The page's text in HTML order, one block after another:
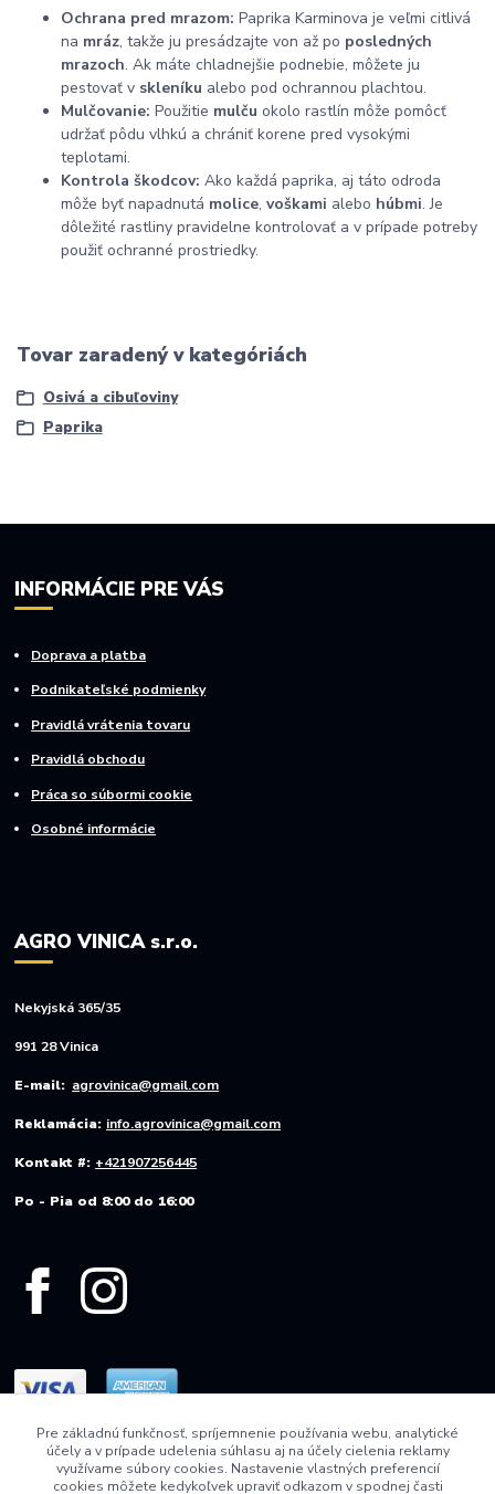
Ochrana pred mrazom: Paprika Karminova je veľmi citlivá
na mráz, takže ju presádzajte von až po posledných
mrazoch. Ak máte chladnejšie podnebie, môžete ju
pestovať v skleníku alebo pod ochrannou plachtou.
Mulčovanie: Použitie mulču okolo rastlín môže pomôcť
udržať pôdu vlhkú a chrániť korene pred vysokými
teplotami.
Kontrola škodcov: Ako každá paprika, aj táto odroda
môže byť napadnutá molice, voškami alebo húbmi. Je
dôležité rastliny pravidelne kontrolovať a v prípade potreby
použiť ochranné prostriedky.
Tovar zaradený v kategóriách
Osivá a cibuľoviny
Paprika
INFORMÁCIE PRE VÁS
Doprava a platba
Podnikateľské podmienky
Pravidlá vrátenia tovaru
Pravidlá obchodu
Práca so súbormi cookie
Osobné informácie
AGRO VINICA s.r.o.
Nekyjská 365/35
991 28 Vinica
E-mail: agrovinica@gmail.com
Reklamácia: info.agrovinica@gmail.com
Kontakt #: +421907256445
Po - Pia od 8:00 do 16:00
Pre základnú funkčnosť, spríjemnenie používania webu, analytické
účely a v prípade udelenia súhlasu aj na účely cielenia reklamy
využívame súbory cookies. Nastavenie vlastných preferencií
cookies môžete kedykoľvek upraviť odkazom v spodnej časti